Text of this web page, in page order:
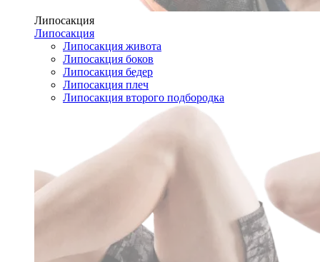
Липосакция
Липосакция
Липосакция живота
Липосакция боков
Липосакция бедер
Липосакция плеч
Липосакция второго подбородка